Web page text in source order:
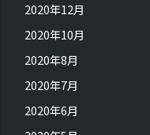
2020年12月
2020年10月
2020年8月
2020年7月
2020年6月